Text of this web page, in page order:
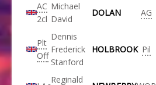
AC
2cl
Michael
David
DOLAN AG
Plt
Off
Dennis
Frederick
Stanford
HOLBROOK Pil
Reginald